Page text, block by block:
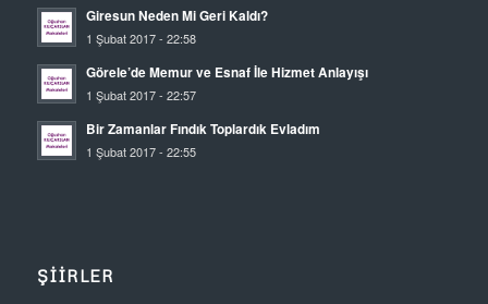
Giresun Neden Mi Geri Kaldı?
1 Şubat 2017 - 22:58
Görele’de Memur ve Esnaf İle Hizmet Anlayışı
1 Şubat 2017 - 22:57
Bir Zamanlar Fındık Toplardık Evladım
1 Şubat 2017 - 22:55
ŞIIRLER